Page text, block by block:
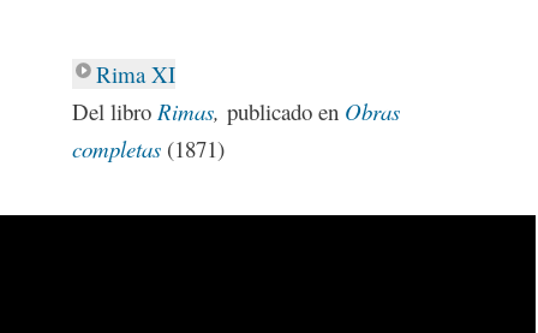
Rima XI
Del libro Rimas, publicado en Obras
completas (1871)